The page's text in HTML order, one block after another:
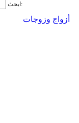
ابحث ابحث عن:
أزواج وزوجات